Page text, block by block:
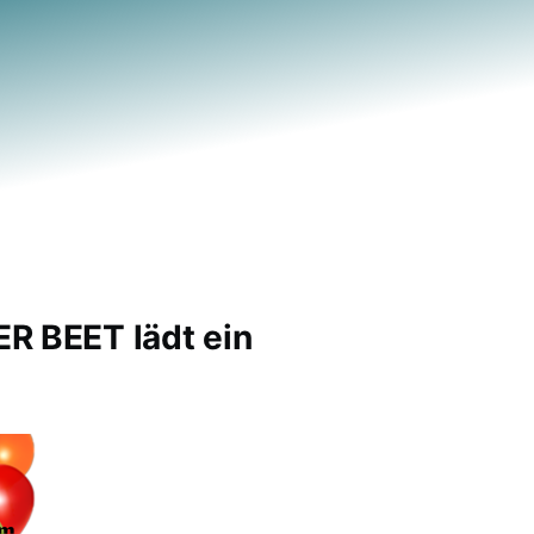
BEET lädt ein